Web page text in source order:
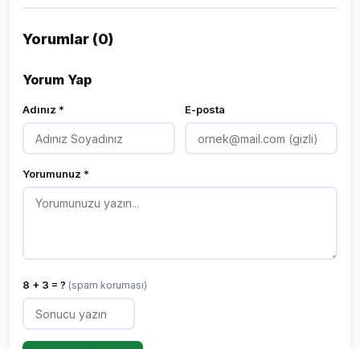
Yorumlar (0)
Yorum Yap
Adınız * E-posta
Yorumunuz *
8 + 3 = ? (spam koruması)